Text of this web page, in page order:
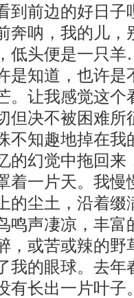
到前边的好日
奔呐，我的儿
低头便是一只
是知道，也许是
。让我感觉这
但决不被困难
不知趣地掉在
的幻觉中拖回来
着一片天。我
的尘土，沿着
鸣声凄凉，丰
，或苦或辣的野
我的眼球。去
有长出一片叶